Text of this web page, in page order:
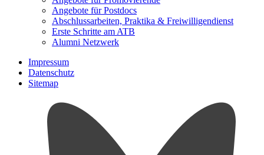
Angebote für Postdocs
Abschlussarbeiten, Praktika & Freiwilligendienst
Erste Schritte am ATB
Alumni Netzwerk
Impressum
Datenschutz
Sitemap